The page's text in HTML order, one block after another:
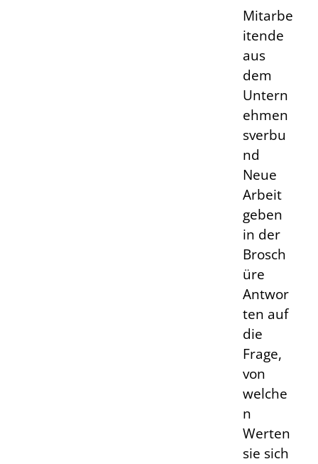
Mitarbe
itende
aus
dem
Untern
ehmen
sverbu
nd
Neue
Arbeit
geben
in der
Brosch
üre
Antwor
ten auf
die
Frage,
von
welche
n
Werten
sie sich